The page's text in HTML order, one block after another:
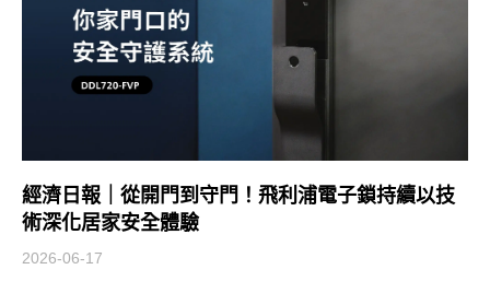
經濟日報｜從開門到守門！飛利浦電子鎖持續以技
術深化居家安全體驗
2026-06-17